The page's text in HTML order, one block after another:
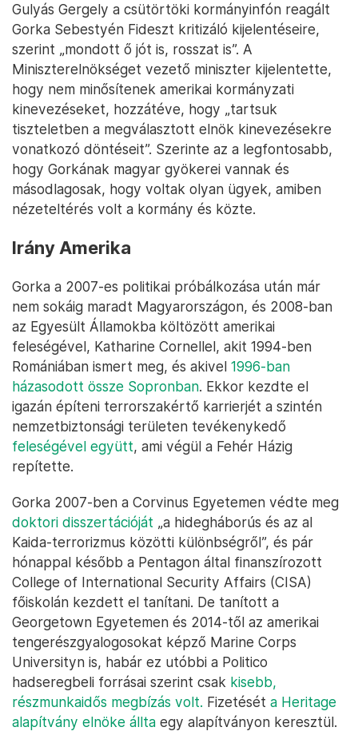
Gulyás Gergely a csütörtöki kormányinfón reagált
Gorka Sebestyén Fideszt kritizáló kijelentéseire,
szerint „mondott ő jót is, rosszat is”. A
Miniszterelnökséget vezető miniszter kijelentette,
hogy nem minősítenek amerikai kormányzati
kinevezéseket, hozzátéve, hogy „tartsuk
tiszteletben a megválasztott elnök kinevezésekre
vonatkozó döntéseit”. Szerinte az a legfontosabb,
hogy Gorkának magyar gyökerei vannak és
másodlagosak, hogy voltak olyan ügyek, amiben
nézeteltérés volt a kormány és közte.
Irány Amerika
Gorka a 2007-es politikai próbálkozása után már
nem sokáig maradt Magyarországon, és 2008-ban
az Egyesült Államokba költözött amerikai
feleségével, Katharine Cornellel, akit 1994-ben
Romániában ismert meg, és akivel 1996-ban
házasodott össze Sopronban. Ekkor kezdte el
igazán építeni terrorszakértő karrierjét a szintén
nemzetbiztonsági területen tevékenykedő
feleségével együtt, ami végül a Fehér Házig
repítette.
Gorka 2007-ben a Corvinus Egyetemen védte meg
doktori disszertációját „a hidegháborús és az al
Kaida-terrorizmus közötti különbségről”, és pár
hónappal később a Pentagon által finanszírozott
College of International Security Affairs (CISA)
főiskolán kezdett el tanítani. De tanított a
Georgetown Egyetemen és 2014-től az amerikai
tengerészgyalogosokat képző Marine Corps
Universityn is, habár ez utóbbi a Politico
hadseregbeli forrásai szerint csak kisebb,
részmunkaidős megbízás volt. Fizetését a Heritage
alapítvány elnöke állta egy alapítványon keresztül.